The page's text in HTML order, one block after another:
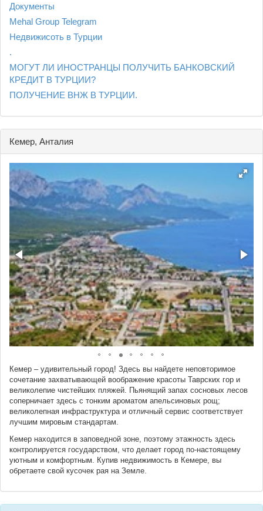
Документы
Mehal Group Telegram
Недвижисоть в Турции
.
МОГУТ ЛИ ИНОСТРАНЦЫ ПОЛУЧИТЬ БАНКОВСКИЙ
КРЕДИТ В ТУРЦИИ?
ПОЛУЧЕНИЕ ВНЖ В ТУРЦИИ.
Кемер, Анталия
Кемер – удивительный город! Здесь вы найдете неповторимое
сочетание захватывающей воображение красоты Таврских гор и
великолепие чистейших пляжей. Пьянящий запах сосновых лесов
соперничает здесь с тонким ароматом апельсиновых рощ;
великолепная инфраструктура и отличный сервис соответствует
лучшим мировым стандартам.
Кемер находится в заповедной зоне, поэтому этажность здесь
контролируется государством, что делает город по-настоящему
уютным и комфортным. Купив недвижимость в Кемере, вы
обретаете свой кусочек рая на Земле.